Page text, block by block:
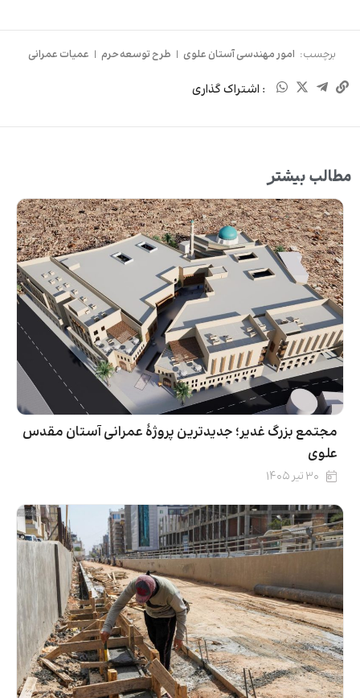
برچسب: امور مهندسی آستان علوی | طرح توسعه حرم | عمیات عمرانی
: اشتراک گذاری
مطالب بیشتر
مجتمع بزرگ غدیر؛ جدیدترین پروژهٔ عمرانی آستان مقدس
علوی
۳۰ تیر ۱۴۰۵